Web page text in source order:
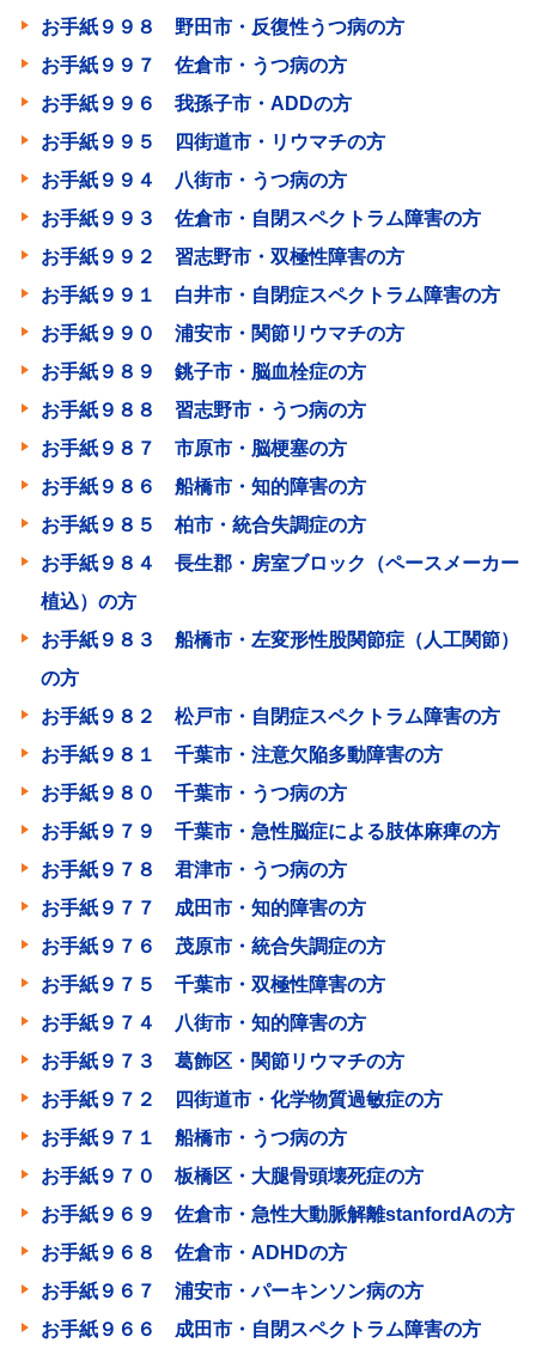
お手紙９９８ 野田市・反復性うつ病の方
お手紙９９７ 佐倉市・うつ病の方
お手紙９９６ 我孫子市・ADDの方
お手紙９９５ 四街道市・リウマチの方
お手紙９９４ 八街市・うつ病の方
お手紙９９３ 佐倉市・自閉スペクトラム障害の方
お手紙９９２ 習志野市・双極性障害の方
お手紙９９１ 白井市・自閉症スペクトラム障害の方
お手紙９９０ 浦安市・関節リウマチの方
お手紙９８９ 銚子市・脳血栓症の方
お手紙９８８ 習志野市・うつ病の方
お手紙９８７ 市原市・脳梗塞の方
お手紙９８６ 船橋市・知的障害の方
お手紙９８５ 柏市・統合失調症の方
お手紙９８４ 長生郡・房室ブロック（ペースメーカー
植込）の方
お手紙９８３ 船橋市・左変形性股関節症（人工関節）
の方
お手紙９８２ 松戸市・自閉症スペクトラム障害の方
お手紙９８１ 千葉市・注意欠陥多動障害の方
お手紙９８０ 千葉市・うつ病の方
お手紙９７９ 千葉市・急性脳症による肢体麻痺の方
お手紙９７８ 君津市・うつ病の方
お手紙９７７ 成田市・知的障害の方
お手紙９７６ 茂原市・統合失調症の方
お手紙９７５ 千葉市・双極性障害の方
お手紙９７４ 八街市・知的障害の方
お手紙９７３ 葛飾区・関節リウマチの方
お手紙９７２ 四街道市・化学物質過敏症の方
お手紙９７１ 船橋市・うつ病の方
お手紙９７０ 板橋区・大腿骨頭壊死症の方
お手紙９６９ 佐倉市・急性大動脈解離stanfordAの方
お手紙９６８ 佐倉市・ADHDの方
お手紙９６７ 浦安市・パーキンソン病の方
お手紙９６６ 成田市・自閉スペクトラム障害の方